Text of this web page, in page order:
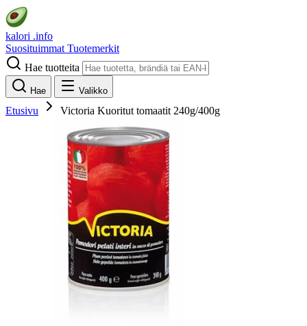
kalori .info
Suosituimmat Tuotemerkit
Hae tuotteita
Hae Valikko
Etusivu Victoria Kuoritut tomaatit 240g/400g